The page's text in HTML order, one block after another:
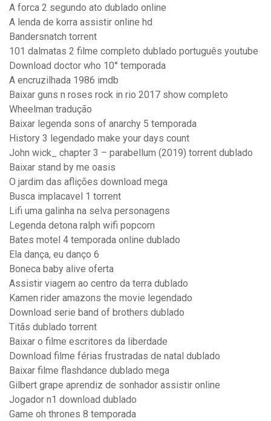
A forca 2 segundo ato dublado online
A lenda de korra assistir online hd
Bandersnatch torrent
101 dalmatas 2 filme completo dublado português youtube
Download doctor who 10° temporada
A encruzilhada 1986 imdb
Baixar guns n roses rock in rio 2017 show completo
Wheelman tradução
Baixar legenda sons of anarchy 5 temporada
History 3 legendado make your days count
John wick_ chapter 3 – parabellum (2019) torrent dublado
Baixar stand by me oasis
O jardim das aflições download mega
Busca implacavel 1 torrent
Lifi uma galinha na selva personagens
Legenda detona ralph wifi popcorn
Bates motel 4 temporada online dublado
Ela dança, eu danço 6
Boneca baby alive oferta
Assistir viagem ao centro da terra dublado
Kamen rider amazons the movie legendado
Download serie band of brothers dublado
Titãs dublado torrent
Baixar o filme escritores da liberdade
Download filme férias frustradas de natal dublado
Baixar filme flashdance dublado mega
Gilbert grape aprendiz de sonhador assistir online
Jogador n1 download dublado
Game oh thrones 8 temporada